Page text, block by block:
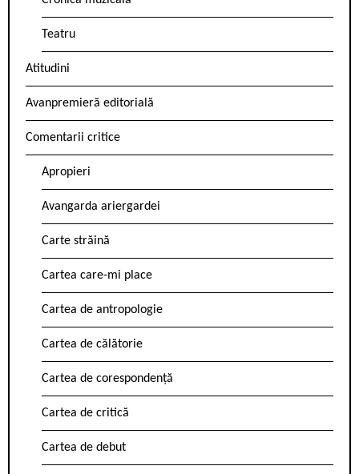
Teatru
Atitudini
Avanpremieră editorială
Comentarii critice
Apropieri
Avangarda ariergardei
Carte străină
Cartea care-mi place
Cartea de antropologie
Cartea de călătorie
Cartea de corespondență
Cartea de critică
Cartea de debut